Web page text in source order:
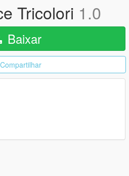
Tricolori 1.0
Baixar
Compartilhar